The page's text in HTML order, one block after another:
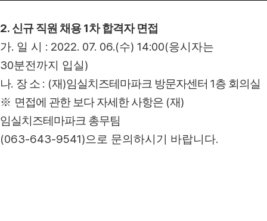
2. 신규 직원 채용1차 합격자 면접
가. 일 시 : 2022. 07. 06.(수) 14:00(응시자는
30분전까지 입실)
나. 장 소 : (재)임실치즈테마파크 방문자센터 1층 회의실
※ 면접에 관한 보다 자세한 사항은 (재)
임실치즈테마파크 총무팀
(063-643-9541)으로 문의하시기 바랍니다.